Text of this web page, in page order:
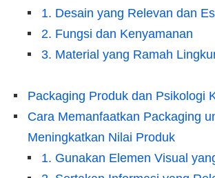
1. Desain yang Relevan dan
2. Fungsi dan Kenyamanan
3. Material yang Ramah
Packaging Produk dan Psikologi
Cara Memanfaatkan Packaging
Meningkatkan Nilai Produk
1. Gunakan Elemen Visual